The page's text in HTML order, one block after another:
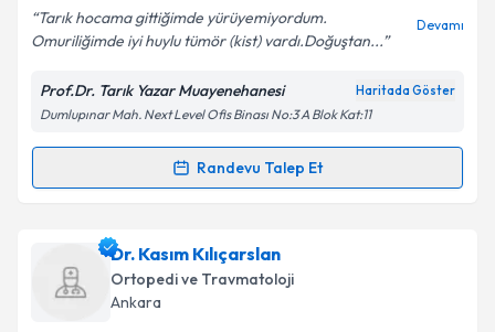
E-posta Adresiniz
Kişisel verilerimin işlenmesine ilişkinAydınlatma
Metni'ni okudum ve kişisel verilerimin belirtilen
kapsamda işlenmesini kabul ediyorum.
Tarık hocama gittiğimde yürüyemiyordum.
Omuriliğimde iyi huylu tümör (kist) vardı.Doğuştan...
Devamı
Prof.Dr. Tarık Yazar Muayenehanesi Haritada Göster
Dumlupınar Mah. Next Level Ofis Binası No:3 A Blok Kat:11
Randevu Talep Et
Randevu Takvimi Talebi
Prof. Dr. Tarık Yazariçin randevu takvimi talebi
oluşturun. Size bu uzmandan randevu almanız için bir
takvim hazırlandığında e-posta ile bilgilendireceğiz.
Dr. Kasım Kılıçarslan
Ortopedi ve Travmatoloji
Ankara